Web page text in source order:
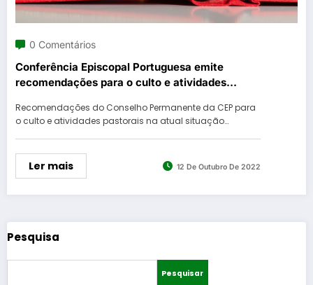
0 Comentários
Conferência Episcopal Portuguesa emite
recomendações para o culto e atividades
Recomendações do Conselho Permanente da CEP para
o culto e atividades pastorais na atual situação…
Ler mais 12 De Outubro De 2022
Pesquisa
Pesquisar